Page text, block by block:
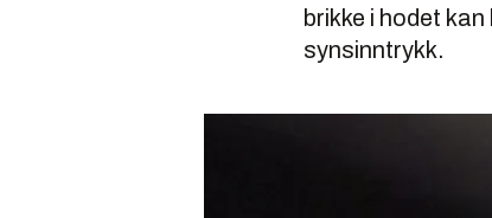
brikke i hodet
synsinntrykk.